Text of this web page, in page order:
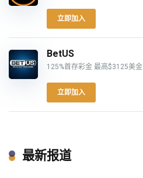
立即加入
BetUS
125%首存彩金 最高$3125美金
立即加入
最新报道